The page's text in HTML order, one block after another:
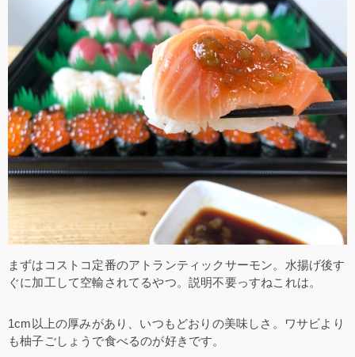
まずはコストコ定番のアトランティックサーモン。水揚げ後す
ぐに加工して空輸されてるやつ。説明不要っすねこれは。
1cm以上の厚みがあり、いつもどおりの美味しさ。ワサビより
も柚子ごしょうで食べるのが好きです。